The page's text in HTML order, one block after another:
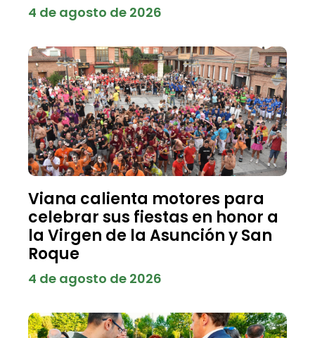
4 de agosto de 2026
Viana calienta motores para
celebrar sus fiestas en honor a
la Virgen de la Asunción y San
Roque
4 de agosto de 2026